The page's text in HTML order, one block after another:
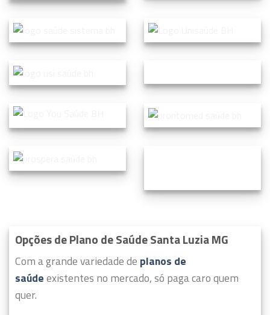
Opções de Plano de Saúde Santa Luzia MG
Com a grande variedade de planos de
saúdeexistentes no mercado, só paga caro quem
quer.